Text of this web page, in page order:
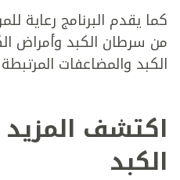
كما يقدم البرنامج رعاية
من سرطان الكبد وأمراض
الكبد والمضاعفات
اكتشف
الكبد